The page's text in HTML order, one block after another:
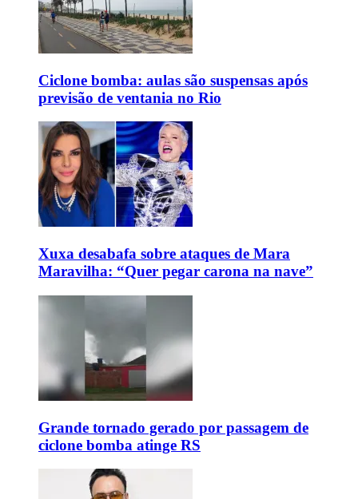
Ciclone bomba: aulas são suspensas após
previsão de ventania no Rio
Xuxa desabafa sobre ataques de Mara
Maravilha: “Quer pegar carona na nave”
Grande tornado gerado por passagem de
ciclone bomba atinge RS